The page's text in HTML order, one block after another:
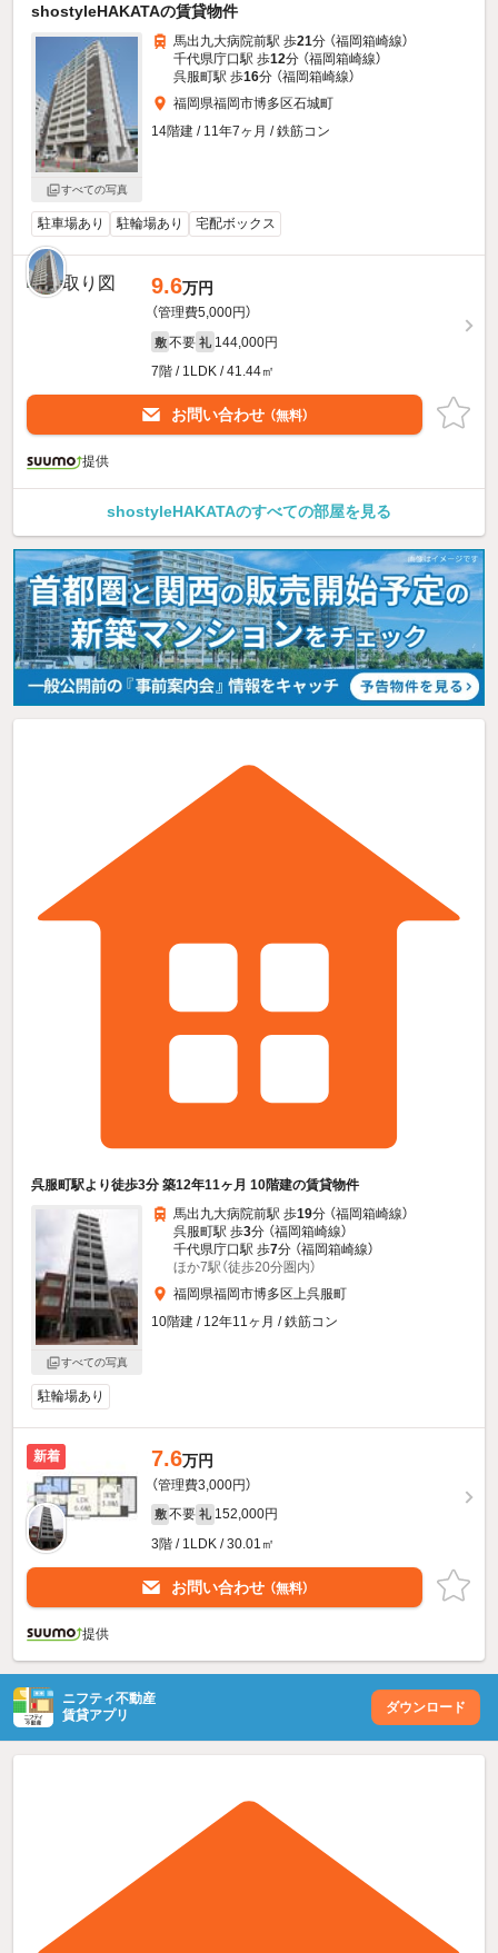
shostyleHAKATAの賃貸物件
すべての写真
馬出九大病院前駅 歩21分 （福岡箱崎線）
千代県庁口駅 歩12分 （福岡箱崎線）
呉服町駅 歩16分 （福岡箱崎線）
福岡県福岡市博多区石城町
14階建 / 11年7ヶ月 / 鉄筋コン
駐車場あり 駐輪場あり 宅配ボックス
9.6万円
（管理費5,000円）
敷 不要 礼 144,000円
7階 / 1LDK / 41.44㎡
お問い合わせ （無料）
提供
shostyleHAKATAのすべての部屋を見る
呉服町駅より徒歩3分 築12年11ヶ月 10階建の賃貸物件
すべての写真
馬出九大病院前駅 歩19分 （福岡箱崎線）
呉服町駅 歩3分 （福岡箱崎線）
千代県庁口駅 歩7分 （福岡箱崎線）
ほか7駅（徒歩20分圏内）
福岡県福岡市博多区上呉服町
10階建 / 12年11ヶ月 / 鉄筋コン
駐輪場あり
新着 7.6万円
（管理費3,000円）
敷 不要 礼 152,000円
3階 / 1LDK / 30.01㎡
お問い合わせ （無料）
提供
ニフティ不動産
賃貸アプリ
ダウンロード